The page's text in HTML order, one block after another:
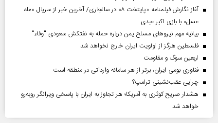
آغاز نگارش فیلمنامه «پایتخت ۸» در سالجاری/ آخرین خبر از سریال «ماه
عسل» با بازی اکبر عبدی
بیانیه مهم نیروهای مسلح یمن درباره حمله به نفتکش سعودی "وفاء"
فلسطین هرگز از اولویت ایران خارج نخواهد شد
اربعین سوگ و مقاومت
فناوری بومی ایران، برتر از هر سامانه وارداتی در منطقه است
چرایی عقب‌نشینی ترامپ؟
هشدار صریح کوثری به آمریکا؛ هر تجاوز به ایران با پاسخی ویرانگر روبه‌رو
خواهد شد